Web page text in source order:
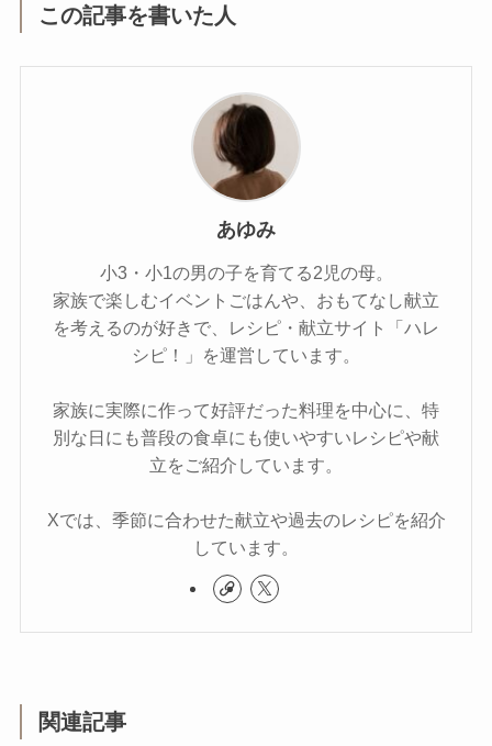
この記事を書いた人
あゆみ
小3・小1の男の子を育てる2児の母。
家族で楽しむイベントごはんや、おもてなし献立
を考えるのが好きで、レシピ・献立サイト「ハレ
シピ！」を運営しています。
家族に実際に作って好評だった料理を中心に、特
別な日にも普段の食卓にも使いやすいレシピや献
立をご紹介しています。
Xでは、季節に合わせた献立や過去のレシピを紹介
しています。
関連記事